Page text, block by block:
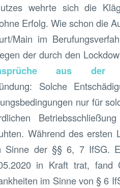
wehrte sich die
Erfolg. Wie schon die
Main im
der durch den
aus der
Solche
nur für
Während des ersten
Sinne der §§ 6, 7 IfSG.
in Kraft trat, fand
im Sinne von § 6